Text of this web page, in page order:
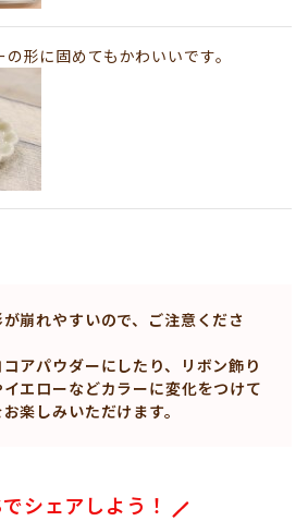
形に固めてもかわいいです。
崩れやすいので、ご注意くださ
アパウダーにしたり、リボン飾り
エローなどカラーに変化をつけて
楽しみいただけます。
シェアしよう！